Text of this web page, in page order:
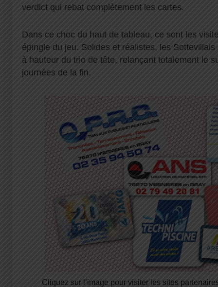
verdict qui rebat complètement les cartes.
Dans ce choc du haut de tableau, ce sont les
épingle du jeu. Solides et réalistes, les Sottevillais
à hauteur du trio de tête, relançant totalement le
journées de la fin.
Cliquez sur l’image pour visiter les sites